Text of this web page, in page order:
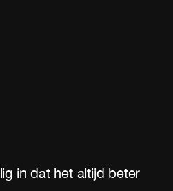
in dat het altijd beter